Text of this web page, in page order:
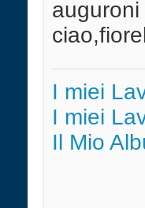
auguroni
I miei
I miei
Il Mio